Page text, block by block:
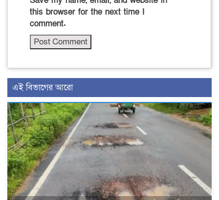
this browser for the next time I
comment.
এই বিভাগের আরো